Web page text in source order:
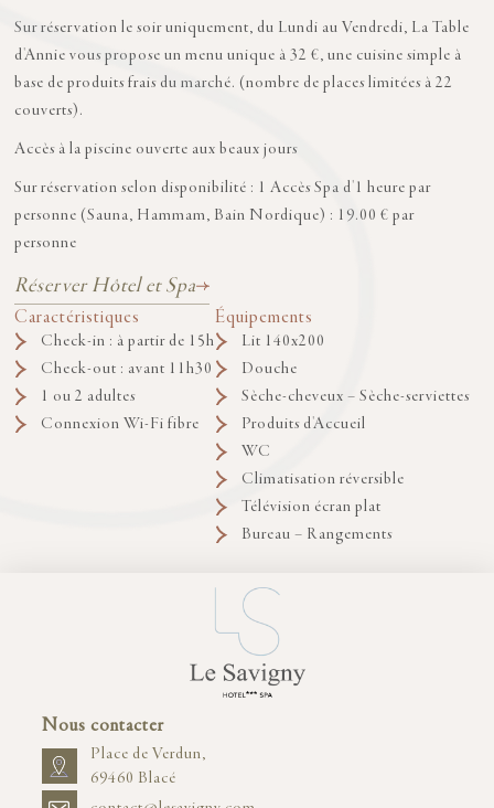
Sur réservation le soir uniquement, du Lundi au Vendredi, La Table
d'Annie vous propose un menu unique à 32 €, une cuisine simple à
base de produits frais du marché. (nombre de places limitées à 22
couverts).
Accès à la piscine ouverte aux beaux jours
Sur réservation selon disponibilité : 1 Accès Spa d'1 heure par
personne (Sauna, Hammam, Bain Nordique) : 19.00 € par
personne
Réserver Hôtel et Spa
Caractéristiques
Check-in : à partir de 15h
Check-out : avant 11h30
1 ou 2 adultes
Connexion Wi-Fi fibre
Équipements
Lit 140x200
Douche
Sèche-cheveux – Sèche-serviettes
Produits d'Accueil
WC
Climatisation réversible
Télévision écran plat
Bureau – Rangements
Nous contacter
Place de Verdun,
69460 Blacé